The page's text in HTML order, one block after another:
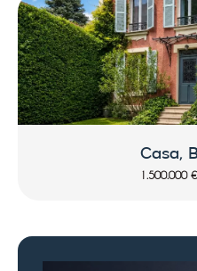
Casa,
1.500.000 €